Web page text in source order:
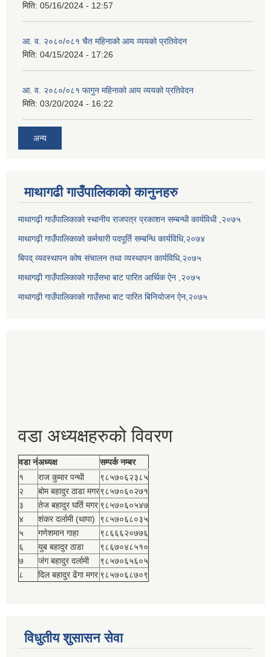
मिति: 05/16/2024 - 12:57
आ. व. २०८०/०८१ चैत महिनाको आय व्ययको प्रतिवेदन
मिति: 04/15/2024 - 17:26
आ. व. २०८०/०८१ फागुन महिनाको आय व्ययको प्रतिवेदन
मिति: 03/20/2024 - 16:22
अन्य
माथागढी गाउँपालिकाको कानुनहरु
माथागढ़ी गाउँपालिकाको स्थानीय राजपत्र प्रकाशन सम्बन्धी कार्यविधी ,२०७५
माथागढ़ी गाउँपालिकाको कर्मचारी पदपूर्ति सम्बन्धि कार्यविधि,२०७४
बिपद् व्यवस्थापन कोष संचालन तथा व्यस्थापन कार्यविधि,२०७५
माथागढ़ी गाउँपालिकाको गाउँसभा बाट पारित आर्थिक ऐन ,२०७५
माथागढ़ी गाउँपालिकाको गाउँसभा बाट पारित बिनियोजन ऐन,२०७५
वडा अध्यक्षहरुको विवरण
वडा नंअध्यक्ष
सम्पर्क नम्बर
१
राज कुमार पन्थी
९८५७०६२३८५
२
बोम बहादुर ठाडा मगर९८५७०६०२७१
३
तेज बहादुर घर्ति मगर ९८५७०६०५४७
४
शंकर दर्लामी (थापा)
९८५७०६८०३५
५
गणेशमान गाहा
९८६६६२०७७६
६
युब बहादुर ठाडा
९८६७०४८५१०
७
जंग बहादुर दर्लामी
९८५७०६५६०५
८
दिल बहादुर ढेंगा मगर ९८५७०६८७०९
विधुतीय शुसासन सेवा